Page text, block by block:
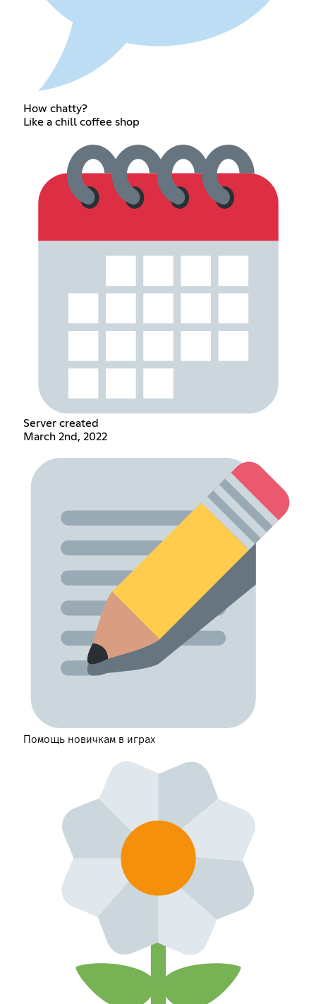
How chatty?
Like a chill coffee shop
Server created
March 2nd, 2022
Помощь новичкам в играх